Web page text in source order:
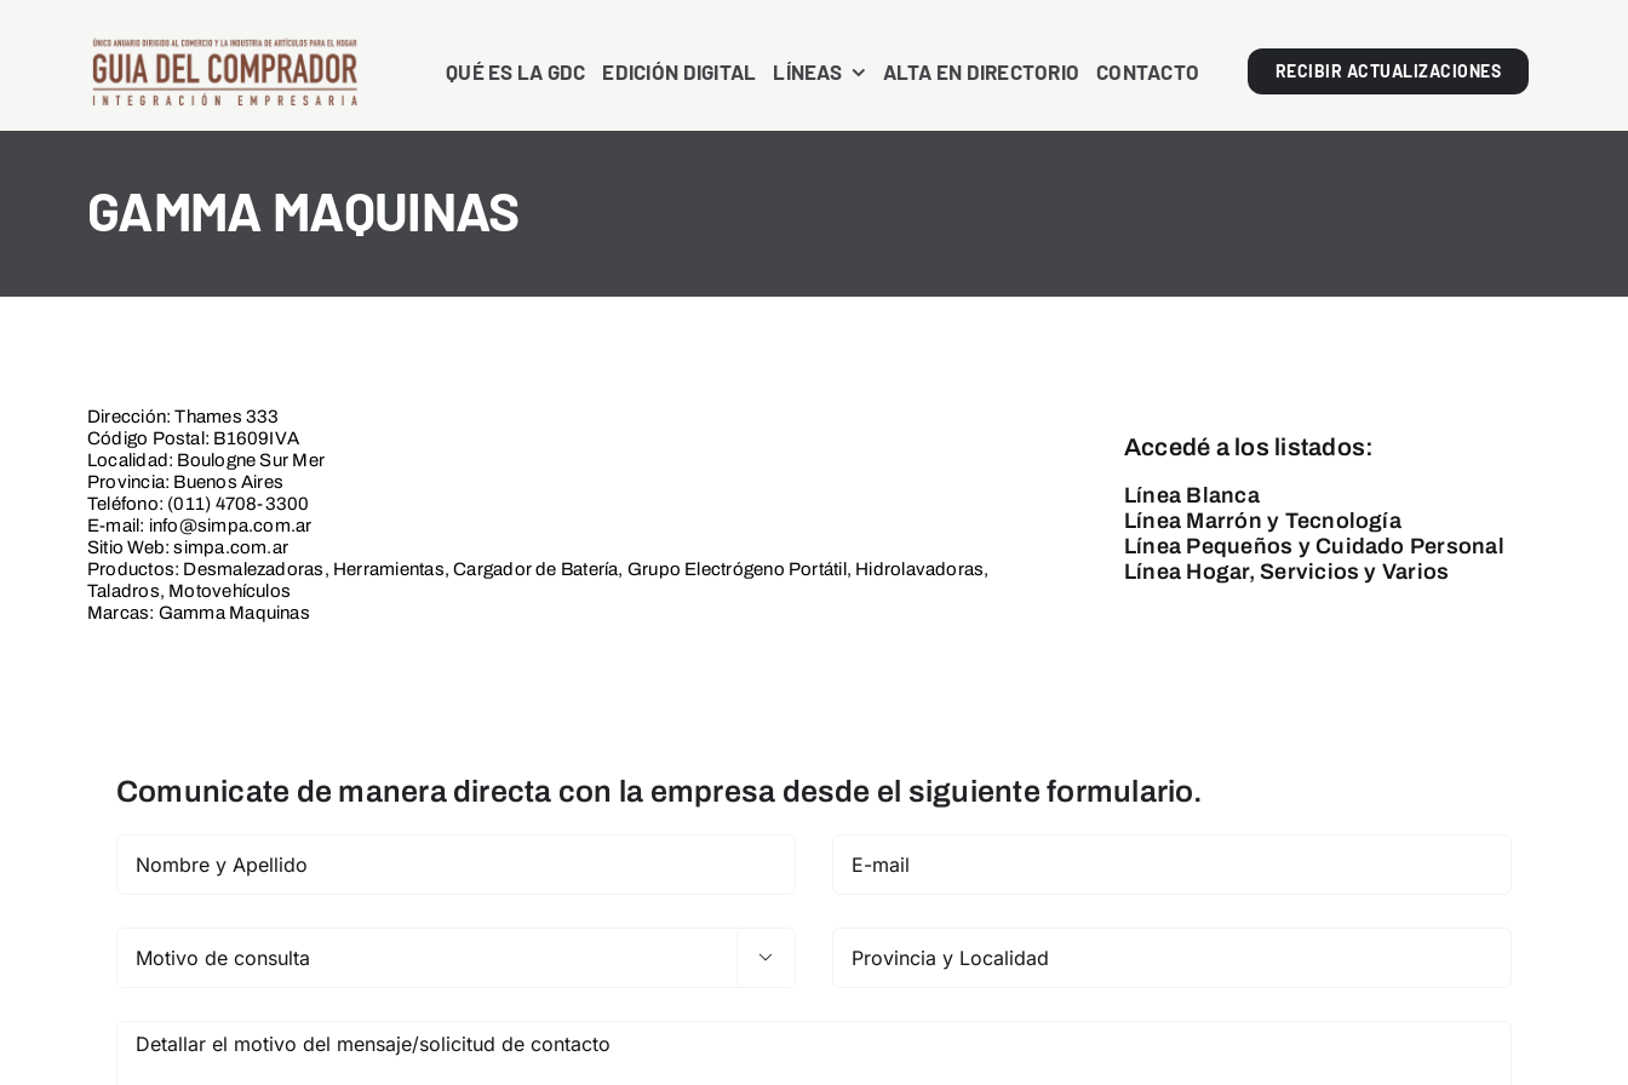
QUÉ ES LA GDC EDICIÓN DIGITAL LÍNEAS ALTA EN DIRECTORIO CONTACTO RECIBIR ACTUALIZACIONES
GAMMA MAQUINAS
Dirección: Thames 333
Código Postal: B1609IVA
Localidad: Boulogne Sur Mer
Provincia: Buenos Aires
Teléfono: (011) 4708-3300
E-mail: info@simpa.com.ar
Sitio Web: simpa.com.ar
Productos: Desmalezadoras, Herramientas, Cargador de Batería, Grupo Electrógeno Portátil, Hidrolavadoras,
Taladros, Motovehículos
Marcas: Gamma Maquinas
Accedé a los listados:
Línea Blanca
Línea Marrón y Tecnología
Línea Pequeños y Cuidado Personal
Línea Hogar, Servicios y Varios
Comunicate de manera directa con la empresa desde el siguiente formulario.
